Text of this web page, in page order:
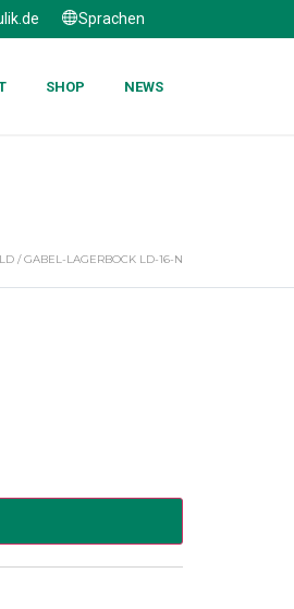
Sprachen
SHOP NEWS
/ GABEL-LAGERBOCK LD-16-N